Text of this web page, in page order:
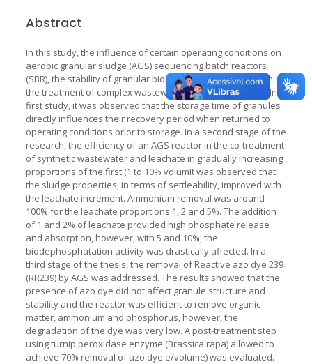
Abstract
In this study, the influence of certain operating conditions on
aerobic granular sludge (AGS) sequencing batch reactors
(SBR), the stability of granular biomass, and its efficiency in
the treatment of complex wastewaters, was investigated. In a
first study, it was observed that the storage time of granules
directly influences their recovery period when returned to
operating conditions prior to storage. In a second stage of the
research, the efficiency of an AGS reactor in the co-treatment
of synthetic wastewater and leachate in gradually increasing
proportions of the first (1 to 10% volumIt was observed that
the sludge properties, in terms of settleability, improved with
the leachate increment. Ammonium removal was around
100% for the leachate proportions 1, 2 and 5%. The addition
of 1 and 2% of leachate provided high phosphate release
and absorption, however, with 5 and 10%, the
biodephosphatation activity was drastically affected. In a
third stage of the thesis, the removal of Reactive azo dye 239
(RR239) by AGS was addressed. The results showed that the
presence of azo dye did not affect granule structure and
stability and the reactor was efficient to remove organic
matter, ammonium and phosphorus, however, the
degradation of the dye was very low. A post-treatment step
using turnip peroxidase enzyme (Brassica rapa) allowed to
achieve 70% removal of azo dye.e/volume) was evaluated.